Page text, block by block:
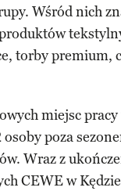
Wśród nich
torby premium,
miejsc
poza
Wraz z
CEWE w